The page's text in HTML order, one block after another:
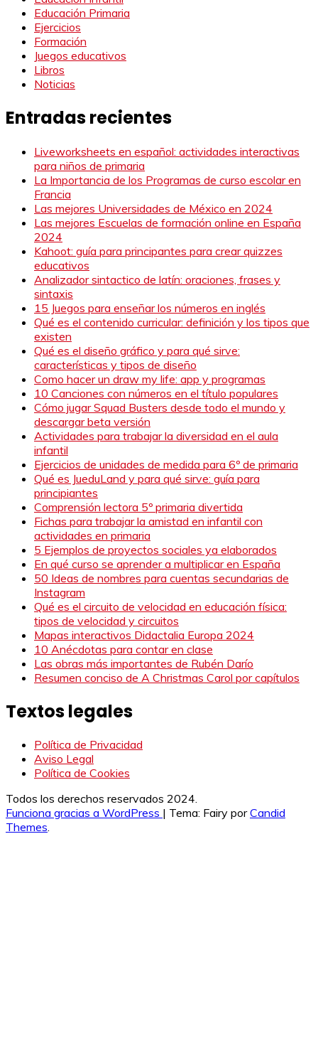
Educación Primaria
Ejercicios
Formación
Juegos educativos
Libros
Noticias
Entradas recientes
Liveworksheets en español: actividades interactivas
para niños de primaria
La Importancia de los Programas de curso escolar en
Francia
Las mejores Universidades de México en 2024
Las mejores Escuelas de formación online en España
2024
Kahoot: guía para principantes para crear quizzes
educativos
Analizador sintactico de latín: oraciones, frases y
sintaxis
15 Juegos para enseñar los números en inglés
Qué es el contenido curricular: definición y los tipos que
existen
Qué es el diseño gráfico y para qué sirve:
características y tipos de diseño
Como hacer un draw my life: app y programas
10 Canciones con números en el título populares
Cómo jugar Squad Busters desde todo el mundo y
descargar beta versión
Actividades para trabajar la diversidad en el aula
infantil
Ejercicios de unidades de medida para 6º de primaria
Qué es JueduLand y para qué sirve: guía para
principiantes
Comprensión lectora 5º primaria divertida
Fichas para trabajar la amistad en infantil con
actividades en primaria
5 Ejemplos de proyectos sociales ya elaborados
En qué curso se aprender a multiplicar en España
50 Ideas de nombres para cuentas secundarias de
Instagram
Qué es el circuito de velocidad en educación física:
tipos de velocidad y circuitos
Mapas interactivos Didactalia Europa 2024
10 Anécdotas para contar en clase
Las obras más importantes de Rubén Darío
Resumen conciso de A Christmas Carol por capítulos
Textos legales
Política de Privacidad
Aviso Legal
Política de Cookies
Todos los derechos reservados 2024.
Funciona gracias a WordPress | Tema: Fairy porCandid
Themes.